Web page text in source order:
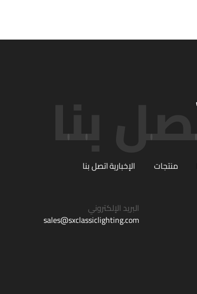
منتجات الإخباريةاتصل بنا
البريد الإلكتروني
sales@sxclassiclighting.com